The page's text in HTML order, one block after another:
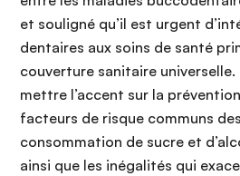
et souligné qu’il est urgent
dentaires aux soins de santé
couverture sanitaire
mettre l’accent sur la
facteurs de risque communs
consommation de sucre et
ainsi que les inégalités qui